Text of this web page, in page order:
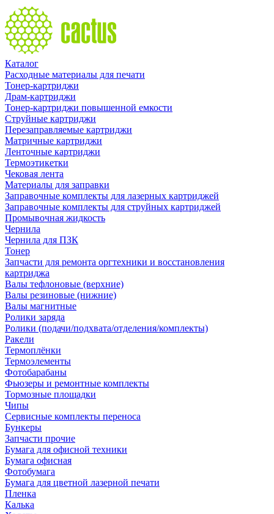
Каталог
Расходные материалы для печати
Тонер-картриджи
Драм-картриджи
Тонер-картриджи повышенной емкости
Струйные картриджи
Перезаправляемые картриджи
Матричные картриджи
Ленточные картриджи
Термоэтикетки
Чековая лента
Материалы для заправки
Заправочные комплекты для лазерных картриджей
Заправочные комплекты для струйных картриджей
Промывочная жидкость
Чернила
Чернила для ПЗК
Тонер
Запчасти для ремонта оргтехники и восстановления
картриджа
Валы тефлоновые (верхние)
Валы резиновые (нижние)
Валы магнитные
Ролики заряда
Ролики (подачи/подхвата/отделения/комплекты)
Ракели
Термоплёнки
Термоэлементы
Фотобарабаны
Фьюзеры и ремонтные комплекты
Тормозные площадки
Чипы
Сервисные комплекты переноса
Бункеры
Запчасти прочие
Бумага для офисной техники
Бумага офисная
Фотобумага
Бумага для цветной лазерной печати
Пленка
Калька